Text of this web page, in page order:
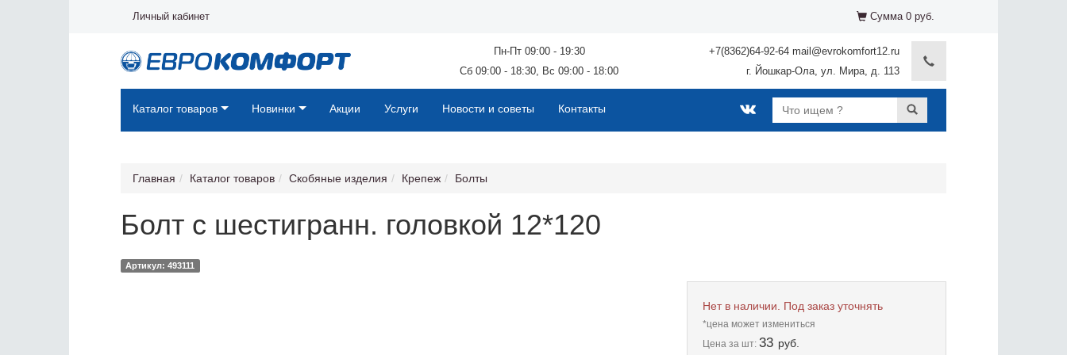
Личный кабинет Сумма 0 руб.
Пн-Пт 09:00 - 19:30
Сб 09:00 - 18:30, Вс 09:00 - 18:00
+7(8362)64-92-64 mail@evrokomfort12.ru
г. Йошкар-Ола, ул. Мира, д. 113
Каталог товаров Новинки Акции Услуги Новости и советы Контакты
Главная Каталог товаров Скобяные изделия Крепеж Болты
Болт с шестигранн. головкой 12*120
Артикул: 493111
Нет в наличии. Под заказ уточнять
*цена может измениться
Цена за шт:33 руб.